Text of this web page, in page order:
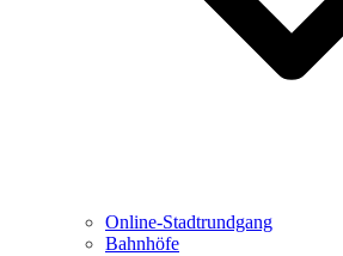
Online-Stadtrundgang
Bahnhöfe